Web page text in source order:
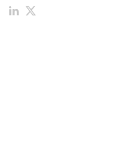
Opens new